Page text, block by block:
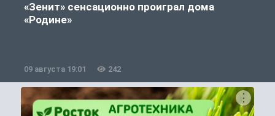
«Зенит» сенсационно проиграл дома
«Родине»
09 августа 19:01 242